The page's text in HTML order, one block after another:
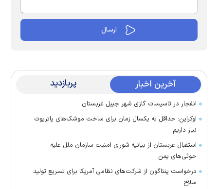
آخرین اخبار پربازدید
انفجار در تاسیسات گازی شهر جبیل عربستان
اوکراین: حداقل به یکسال زمان برای ساخت موشک‌های پاتریوت
نیاز داریم
استقبال عربستان از بیانیه شورای امنیت سازمان ملل علیه
حوثی‌های یمن
درخواست پنتاگون از شرکت‌های نظامی آمریکا برای تسریع تولید
سلاح